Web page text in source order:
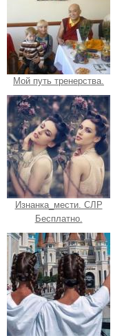
Мой путь тренерства.
Изнанка_мести. СЛР
Бесплатно.